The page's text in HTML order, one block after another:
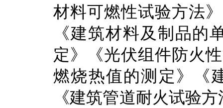
材料可燃性试验方法
《建筑材料及制品的
定》《光伏组件防火
燃烧热值的测定》《
《建筑管道耐火试验